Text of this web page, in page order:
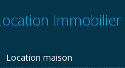
Immobilier
Location maison